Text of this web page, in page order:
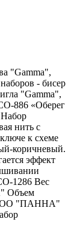
"Gamma",
- бисер
"Gamma",
886 «Оберег
нить с
к схеме
коричневый.
эффект
1286 Вес
Объем
ООО "ПАННА"